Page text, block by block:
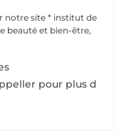
notre site * institut de
pour plus d